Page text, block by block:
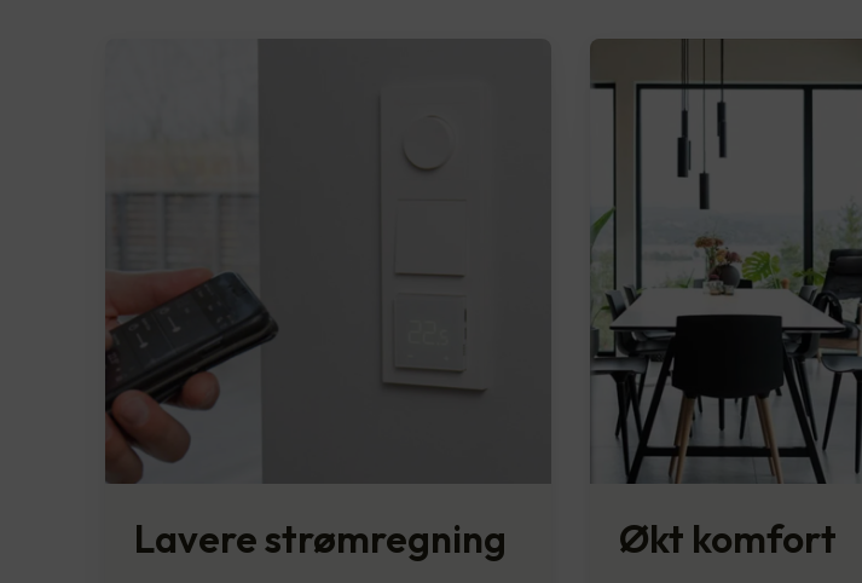
Lavere strømregning Økt komfort